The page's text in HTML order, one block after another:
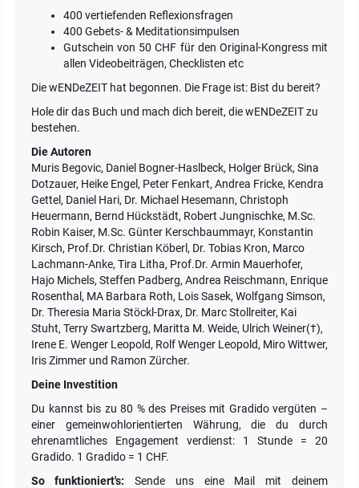
400 vertiefenden Reflexionsfragen
400 Gebets- & Meditationsimpulsen
Gutschein von 50 CHF für den Original-Kongress mit
allen Videobeiträgen, Checklisten etc
Die wENDeZEIT hat begonnen. Die Frage ist: Bist du bereit?
Hole dir das Buch und mach dich bereit, die wENDeZEIT zu
bestehen.
Die Autoren
Muris Begovic, Daniel Bogner-Haslbeck, Holger Brück, Sina
Dotzauer, Heike Engel, Peter Fenkart, Andrea Fricke, Kendra
Gettel, Daniel Hari, Dr. Michael Hesemann, Christoph
Heuermann, Bernd Hückstädt, Robert Jungnischke, M.Sc.
Robin Kaiser, M.Sc. Günter Kerschbaummayr, Konstantin
Kirsch, Prof.Dr. Christian Köberl, Dr. Tobias Kron, Marco
Lachmann-Anke, Tira Litha, Prof.Dr. Armin Mauerhofer,
Hajo Michels, Steffen Padberg, Andrea Reischmann, Enrique
Rosenthal, MA Barbara Roth, Lois Sasek, Wolfgang Simson,
Dr. Theresia Maria Stöckl-Drax, Dr. Marc Stollreiter, Kai
Stuht, Terry Swartzberg, Maritta M. Weide, Ulrich Weiner(†),
Irene E. Wenger Leopold, Rolf Wenger Leopold, Miro Wittwer,
Iris Zimmer und Ramon Zürcher.
Deine Investition
Du kannst bis zu 80 % des Preises mit Gradido vergüten –
einer gemeinwohlorientierten Währung, die du durch
ehrenamtliches Engagement verdienst: 1 Stunde = 20
Gradido. 1 Gradido = 1 CHF.
So funktioniert's: Sende uns eine Mail mit deinem